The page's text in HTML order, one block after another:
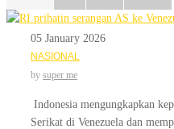
05 January 2026
NASIONAL
by super me
Indonesia mengungkapkan
Serikat di Venezuela dan